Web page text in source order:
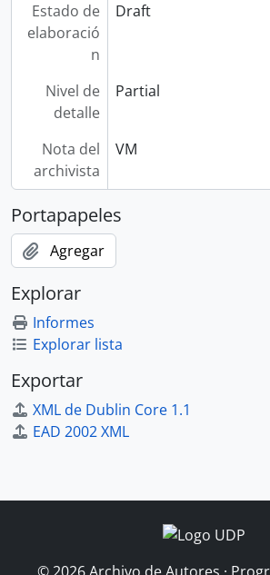
Estado de
elaboració
n
Draft
Nivel de
detalle
Partial
Nota del
archivista
VM
Portapapeles
Agregar
Explorar
Informes
Explorar lista
Exportar
XML de Dublin Core 1.1
EAD 2002 XML